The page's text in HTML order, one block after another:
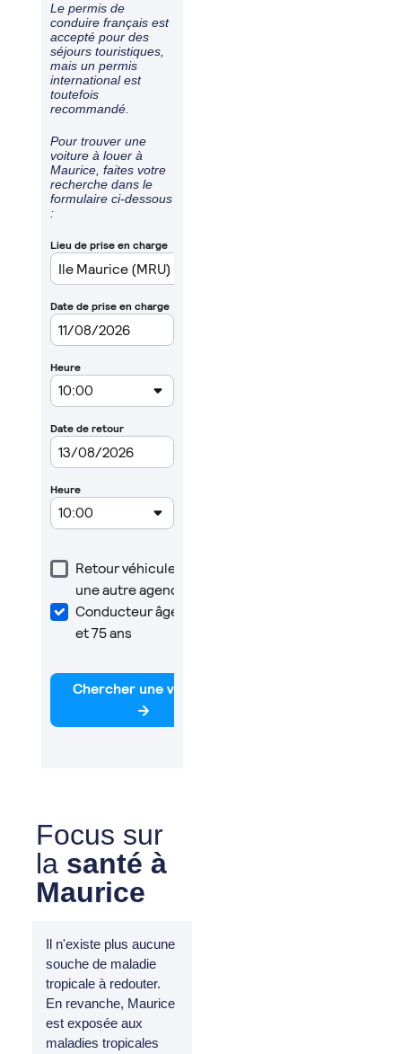
Le permis de
conduire français est
accepté pour des
séjours touristiques,
mais un permis
international est
toutefois
recommandé.
Pour trouver une
voiture à louer à
Maurice, faites votre
recherche dans le
formulaire ci-dessous
:
Focus sur
la santé à
Maurice
Il n'existe plus aucune
souche de maladie
tropicale à redouter.
En revanche, Maurice
est exposée aux
maladies tropicales